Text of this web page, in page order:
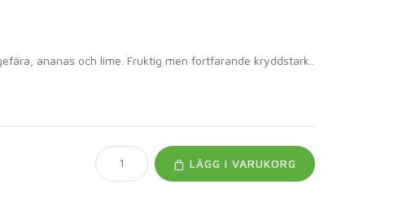
ananas och lime. Fruktig men fortfarande kryddstark..
LÄGG I VARUKORG